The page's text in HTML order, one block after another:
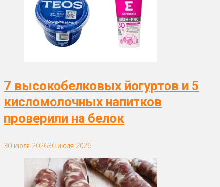
7 высокобелковых йогуртов и 5
кисломолочных напитков
проверили на белок
30 июля 202630 июля 2026